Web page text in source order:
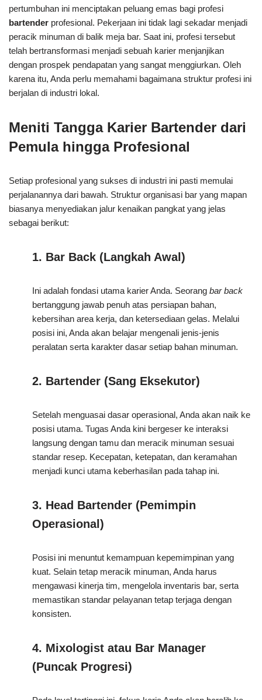
pertumbuhan ini menciptakan peluang emas bagi profesi
bartender profesional. Pekerjaan ini tidak lagi sekadar menjadi
peracik minuman di balik meja bar. Saat ini, profesi tersebut
telah bertransformasi menjadi sebuah karier menjanjikan
dengan prospek pendapatan yang sangat menggiurkan. Oleh
karena itu, Anda perlu memahami bagaimana struktur profesi ini
berjalan di industri lokal.
Meniti Tangga Karier Bartender dari
Pemula hingga Profesional
Setiap profesional yang sukses di industri ini pasti memulai
perjalanannya dari bawah. Struktur organisasi bar yang mapan
biasanya menyediakan jalur kenaikan pangkat yang jelas
sebagai berikut:
1. Bar Back (Langkah Awal)
Ini adalah fondasi utama karier Anda. Seorang bar back
bertanggung jawab penuh atas persiapan bahan,
kebersihan area kerja, dan ketersediaan gelas. Melalui
posisi ini, Anda akan belajar mengenali jenis-jenis
peralatan serta karakter dasar setiap bahan minuman.
2. Bartender (Sang Eksekutor)
Setelah menguasai dasar operasional, Anda akan naik ke
posisi utama. Tugas Anda kini bergeser ke interaksi
langsung dengan tamu dan meracik minuman sesuai
standar resep. Kecepatan, ketepatan, dan keramahan
menjadi kunci utama keberhasilan pada tahap ini.
3. Head Bartender (Pemimpin
Operasional)
Posisi ini menuntut kemampuan kepemimpinan yang
kuat. Selain tetap meracik minuman, Anda harus
mengawasi kinerja tim, mengelola inventaris bar, serta
memastikan standar pelayanan tetap terjaga dengan
konsisten.
4. Mixologist atau Bar Manager
(Puncak Progresi)